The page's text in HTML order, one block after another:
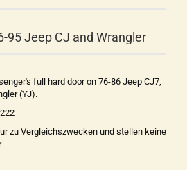
95 Jeep CJ and Wrangler
full hard door on 76-86 Jeep CJ7,
(YJ).
zu Vergleichszwecken und stellen keine